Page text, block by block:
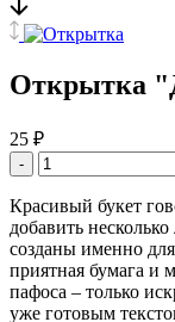
Открытка
25 ₽
-
Красивый букет
добавить
созданы именно
приятная бумага и
пафоса – только
уже готовым